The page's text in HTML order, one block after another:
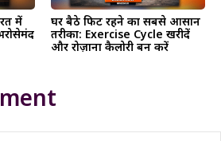
में
घर बैठे फिट रहने का सबसे आसान
तरीका: Exercise Cycle खरीदें
और रोज़ाना कैलोरी बर्न करें